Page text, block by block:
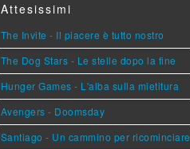
Attesissimi
The Invite - Il piacere è tutto nostro
The Dog Stars - Le stelle dopo la fine
Hunger Games - L'alba sulla mietitura
Avengers - Doomsday
Santiago - Un cammino per ricominciare